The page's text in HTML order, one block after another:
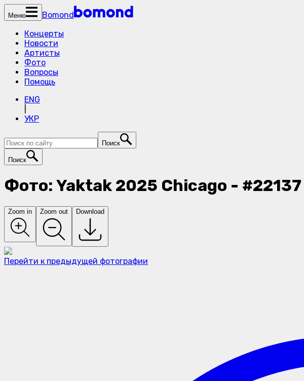
Меню
Bomond
Концерты
Новости
Артисты
Фото
Вопросы
Помощь
ENG
УКР
Поиск
Поиск
Фото: Yaktak 2025 Chicago - #22137
Zoom in Zoom out Download
Перейти к предыдущей фотографии